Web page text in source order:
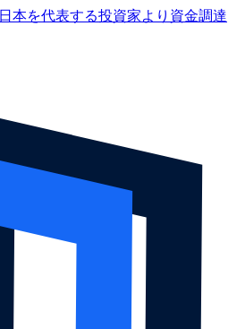
日本を代表する投資家より資金調達